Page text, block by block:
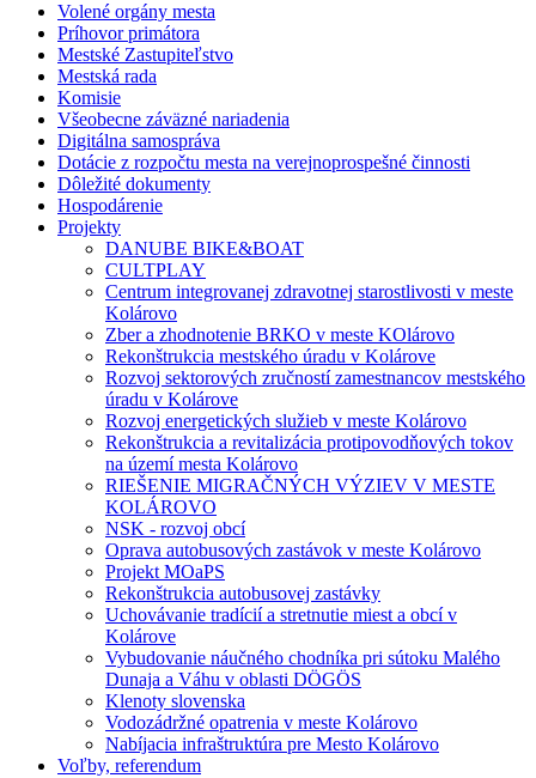
Volené orgány mesta
Príhovor primátora
Mestské Zastupiteľstvo
Mestská rada
Komisie
Všeobecne záväzné nariadenia
Digitálna samospráva
Dotácie z rozpočtu mesta na verejnoprospešné činnosti
Dôležité dokumenty
Hospodárenie
Projekty
DANUBE BIKE&BOAT
CULTPLAY
Centrum integrovanej zdravotnej starostlivosti v meste
Kolárovo
Zber a zhodnotenie BRKO v meste KOlárovo
Rekonštrukcia mestského úradu v Kolárove
Rozvoj sektorových zručností zamestnancov mestského
úradu v Kolárove
Rozvoj energetických služieb v meste Kolárovo
Rekonštrukcia a revitalizácia protipovodňových tokov
na území mesta Kolárovo
RIEŠENIE MIGRAČNÝCH VÝZIEV V MESTE
KOLÁROVO
NSK - rozvoj obcí
Oprava autobusových zastávok v meste Kolárovo
Projekt MOaPS
Rekonštrukcia autobusovej zastávky
Uchovávanie tradícií a stretnutie miest a obcí v
Kolárove
Vybudovanie náučného chodníka pri sútoku Malého
Dunaja a Váhu v oblasti DÖGÖS
Klenoty slovenska
Vodozádržné opatrenia v meste Kolárovo
Nabíjacia infraštruktúra pre Mesto Kolárovo
Voľby, referendum